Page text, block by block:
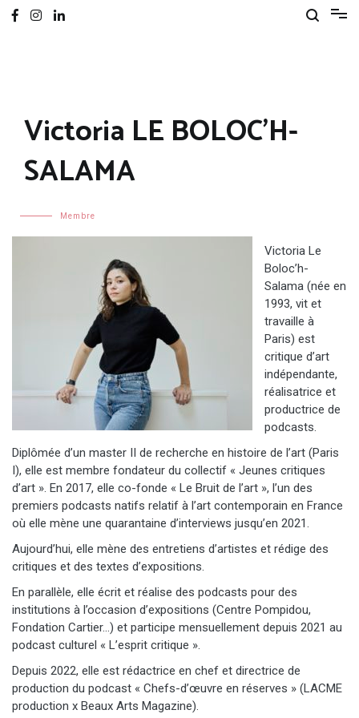
Victoria LE BOLOC'H-
SALAMA
Membre
Victoria Le
Boloc’h-
Salama (née en
1993, vit et
travaille à
Paris) est
critique d’art
indépendante,
réalisatrice et
productrice de
podcasts.
Diplômée d’un master II de recherche en histoire de l’art (Paris
I), elle est membre fondateur du collectif « Jeunes critiques
d’art ». En 2017, elle co-fonde « Le Bruit de l’art », l’un des
premiers podcasts natifs relatif à l’art contemporain en France
où elle mène une quarantaine d’interviews jusqu’en 2021.
Aujourd’hui, elle mène des entretiens d’artistes et rédige des
critiques et des textes d’expositions.
En parallèle, elle écrit et réalise des podcasts pour des
institutions à l’occasion d’expositions (Centre Pompidou,
Fondation Cartier…) et participe mensuellement depuis 2021 au
podcast culturel « L’esprit critique ».
Depuis 2022, elle est rédactrice en chef et directrice de
production du podcast « Chefs-d’œuvre en réserves » (LACME
production x Beaux Arts Magazine).